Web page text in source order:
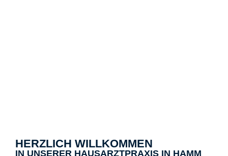
HERZLICH WILLKOMMEN
IN UNSERER HAUSARZTPRAXIS IN HAMM